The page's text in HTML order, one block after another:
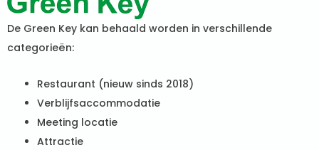
De Green Key kan behaald worden in verschillende
categorieën:
Restaurant (nieuw sinds 2018)
Verblijfsaccommodatie
Meeting locatie
Attractie